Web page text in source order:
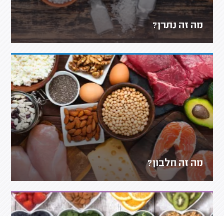
מה זה נתרן?
מה זה חלבון?